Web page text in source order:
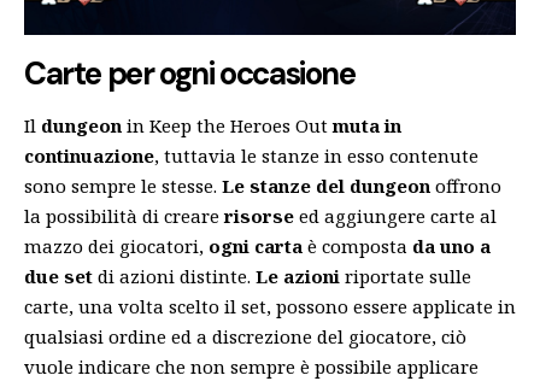
Carte per ogni occasione
Il dungeon in Keep the Heroes Outmuta in
continuazione, tuttavia le stanze in esso contenute
sono sempre le stesse. Le stanze del dungeon offrono
la possibilità di crearerisorse ed aggiungere carte al
mazzo dei giocatori, ogni carta è composta da uno a
due set di azioni distinte. Le azioni riportate sulle
carte, una volta scelto il set, possono essere applicate in
qualsiasi ordine ed a discrezione del giocatore, ciò
vuole indicare che non sempre è possibile applicare